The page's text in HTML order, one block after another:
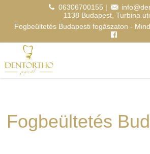
06306700155 |
1138 Budapest, Turbina
Fogbeültetés Budapesti fogászaton -
Fogbeültetés